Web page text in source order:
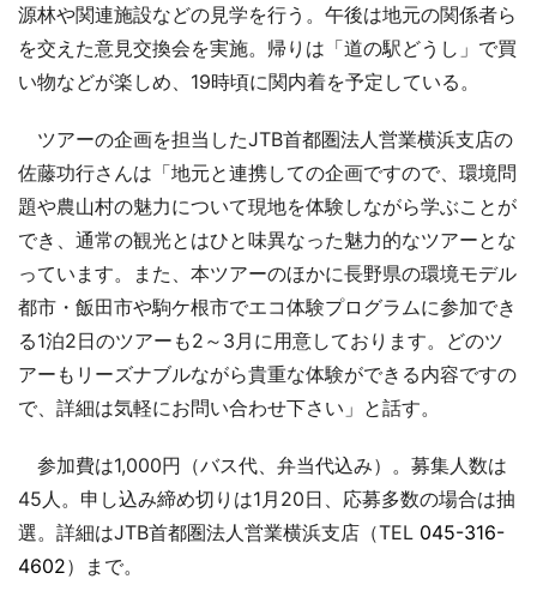
源林や関連施設などの見学を行う。午後は地元の関係者ら
を交えた意見交換会を実施。帰りは「道の駅どうし」で買
い物などが楽しめ、19時頃に関内着を予定している。
ツアーの企画を担当したJTB首都圏法人営業横浜支店の
佐藤功行さんは「地元と連携しての企画ですので、環境問
題や農山村の魅力について現地を体験しながら学ぶことが
でき、通常の観光とはひと味異なった魅力的なツアーとな
っています。また、本ツアーのほかに長野県の環境モデル
都市・飯田市や駒ケ根市でエコ体験プログラムに参加でき
る1泊2日のツアーも2～3月に用意しております。どのツ
アーもリーズナブルながら貴重な体験ができる内容ですの
で、詳細は気軽にお問い合わせ下さい」と話す。
参加費は1,000円（バス代、弁当代込み）。募集人数は
45人。申し込み締め切りは1月20日、応募多数の場合は抽
選。詳細はJTB首都圏法人営業横浜支店（TEL 045-316-
4602）まで。